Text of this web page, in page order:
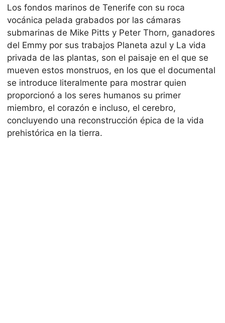
Los fondos marinos de Tenerife con su roca
vocánica pelada grabados por las cámaras
submarinas de Mike Pitts y Peter Thorn, ganadores
del Emmy por sus trabajos Planeta azul y La vida
privada de las plantas, son el paisaje en el que se
mueven estos monstruos, en los que el documental
se introduce literalmente para mostrar quien
proporcionó a los seres humanos su primer
miembro, el corazón e incluso, el cerebro,
concluyendo una reconstrucción épica de la vida
prehistórica en la tierra.